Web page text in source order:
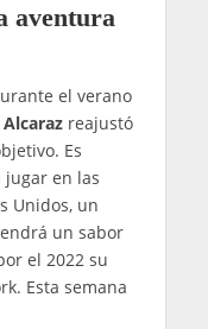
aventura
el verano
reajustó
Es
en las
Unidos, un
un sabor
el 2022 su
Esta semana